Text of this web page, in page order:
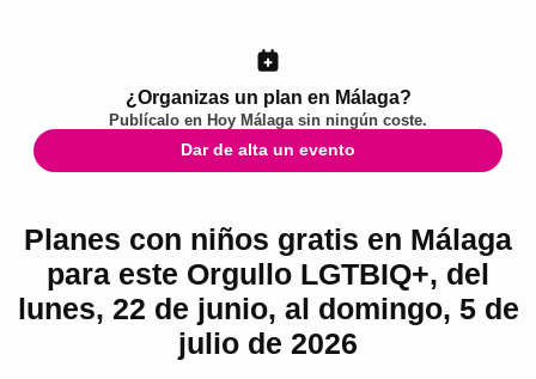
¿Organizas un plan en Málaga?
Publícalo en Hoy Málagasin ningún coste.
Dar de alta un evento
Planes con niños gratis en Málaga
para este Orgullo LGTBIQ+, del
lunes, 22 de junio, al domingo, 5 de
julio de 2026